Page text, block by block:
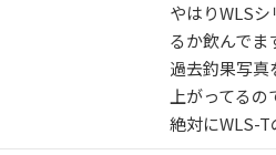
やはりWLS
るか飲んでま
過去釣果写
上がってるの
絶対にWLS-